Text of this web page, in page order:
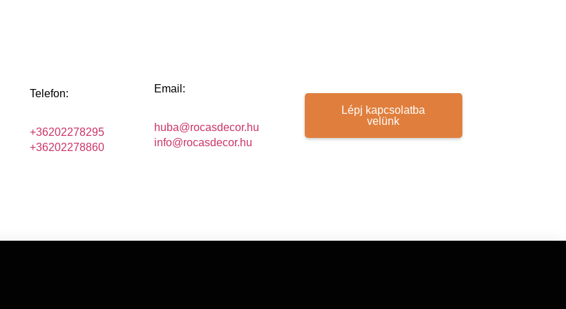
Telefon:
+36202278295
+36202278860
Email:
huba@rocasdecor.hu
info@rocasdecor.hu
Lépj kapcsolatba
velünk